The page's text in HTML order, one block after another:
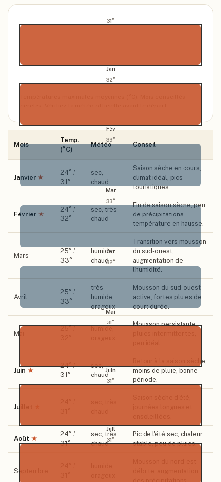
31°
Jan
32°
Fév
33°
Mar
33°
Avr
32°
Mai
31°
Juin
31°
Juil
31°
Mois
Temp.
(°C)
Météo Conseil
Janvier ★
24° /
31 °
sec,
chaud
Saison sèche en cours,
climat idéal, pics
touristiques.
Février ★
24° /
32°
sec, très
chaud
Fin de saison sèche, peu
de précipitations,
température en hausse.
Mars
25° /
33°
humide,
chaud
Transition vers mousson
du sud-ouest,
augmentation de
l'humidité.
Avril
25° /
33°
très
humide,
orageux
Mousson du sud-ouest
active, fortes pluies de
court durée.
Mai
25° /
humide,
Mousson persistante,
Juin ★
24° /
31 °
sec,
chaud
Retour à la saison sèche,
moins de pluie, bonne
période.
Juillet
Août ★
24° /
31°
sec, très
chaud
Pic de l'été sec, chaleur
stable, peu de pluies.
Septembre